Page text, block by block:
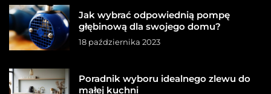
Jak wybrać odpowiednią pompę
głębinową dla swojego domu?
18 października 2023
Poradnik wyboru idealnego zlewu do
małej kuchni